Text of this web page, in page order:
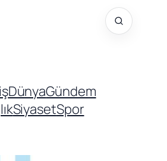
DünyaGündem
SiyasetSpor